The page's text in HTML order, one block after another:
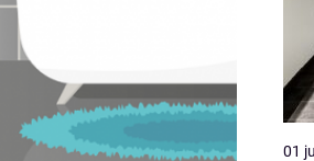
01